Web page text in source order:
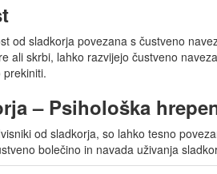
od sladkorja povezana s čustveno
ali skrbi, lahko razvijejo čustveno
prekiniti.
– Psihološka
od sladkorja, so lahko tesno
bolečino in navada uživanja